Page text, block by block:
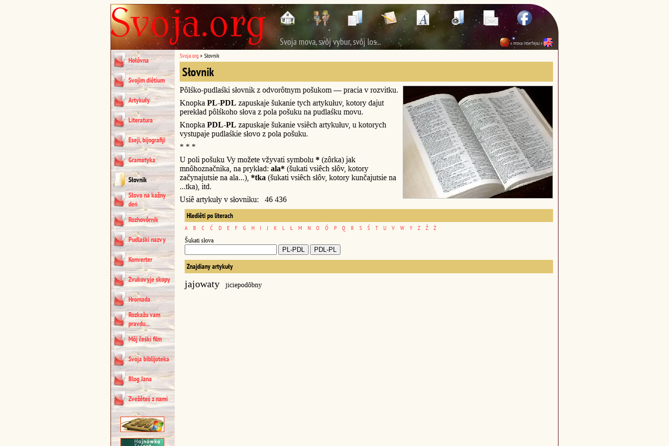
Svoja mova, svôj vybur, svôj los... « mova interfejsu »
Hołôvna
Svojim diêtium
Artykuły
Literatura
Eseji, bijografiji
Gramatyka
Słovnik
Słovo na kažny
deń
Rozhovôrnik
Pudlaśki nazvy
Konverter
Zvukovyje skopy
Hromada
Rozkažu vam
pravdu...
Môj čeśki film
Svoja biblijoteka
Blog Jana
Zvežêteś z nami
Svoja.org » Słovnik
Słovnik
Pôlśko-pudlaśki słovnik z odvorôtnym pošukom — pracia v rozvitku.
Knopka PL-PDL zapuskaje šukanie tych artykułuv, kotory dajut
perekład pôlśkoho słova z pola pošuku na pudlaśku movu.
Knopka PDL-PL zapuskaje šukanie vsiêch artykułuv, u kotorych
vystupaje pudlaśkie słovo z pola pošuku.
* * *
U poli pošuku Vy možete vžyvati symbolu * (zôrka) jak
mnôhoznačnika, na prykład: ala* (šukati vsiêch słôv, kotory
začynajutsie na ala...), *tka (šukati vsiêch słôv, kotory kunčajutsie na
...tka), itd.
Usiê artykuły v słovniku: 46 436
Hlediêti po literach
A B C Ć D E F G H I J K L Ł M N O Ó P Q R S Ś T U V W Y Z Ź Ż
Šukati słova
Znajdiany artykuły
jajowaty jiciepodôbny